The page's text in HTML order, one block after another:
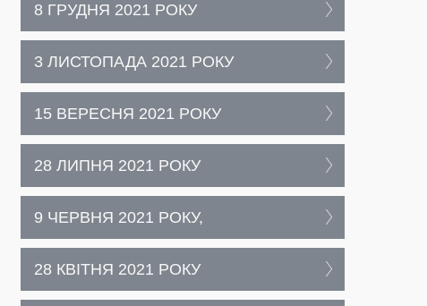
8 ГРУДНЯ 2021 РОКУ
3 ЛИСТОПАДА 2021 РОКУ
15 ВЕРЕСНЯ 2021 РОКУ
28 ЛИПНЯ 2021 РОКУ
9 ЧЕРВНЯ 2021 РОКУ,
28 КВІТНЯ 2021 РОКУ